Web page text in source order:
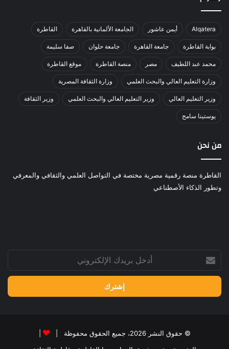
Alqatera أيمن عاشور الجامعة الألمانية بالقاهرة القاطرة
بوابة القاطرة جامعة القاهرة جامعة حلوان صفا سليمة
محمد عبد اللطيف مصر منصة القاطرة موقع القاطرة
وزارة التعليم العالي والبحث العلمي وزارة الثقافة المصرية
وزير التعليم العالي وزير التعليم العالي والبحث العلمي وزير الثقافة
يوستينا سامح
من نحن
القاطرة منصة رقمية مصرية مختصة في التواصل العلمي والثقافي والمعرفي
وتطور الذكاء الأصطناعي
بريدك
الإلكتروني
© حقوق النشر 2026، جميع الحقوق محفوظة |